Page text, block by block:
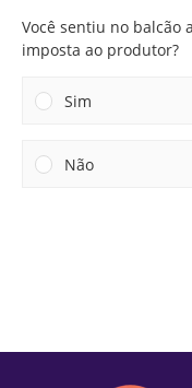
Você sentiu no balcão
imposta ao produtor?
Sim
Não